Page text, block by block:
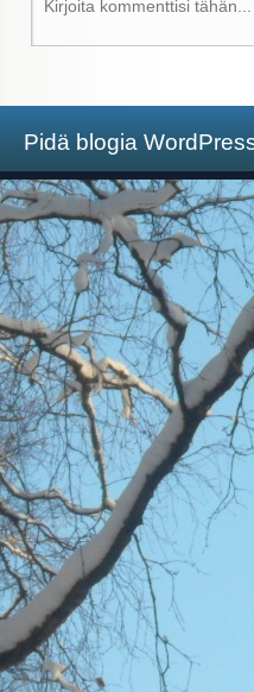
Pidä blogia